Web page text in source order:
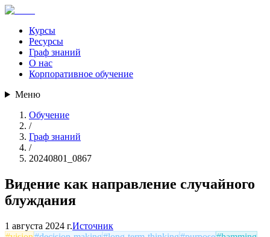
Курсы
Ресурсы
Граф знаний
О нас
Корпоративное обучение
Меню
Обучение
/
Граф знаний
/
20240801_0867
Видение как направление случайного
блуждания
1 августа 2024 г.Источник